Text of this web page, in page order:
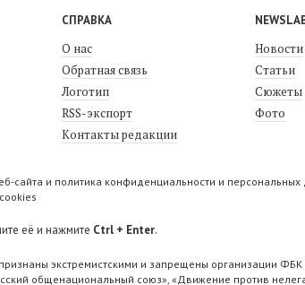
СПРАВКА
О нас
Обратная связь
Логотип
RSS-экспорт
Контакты редакции
Новости
Статьи
Сюжеты
Фото
сайта и политика конфиденциальности и
её и нажмите Ctrl + Enter.
экстремистскими и запрещены организации
общенациональный союз», «Движение против